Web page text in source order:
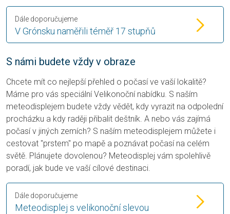
V Grónsku naměřili téměř 17 stupňů
Dále doporučujeme
S námi budete vždy v obraze
Chcete mít co nejlepší přehled o počasí ve vaší lokalitě?
Máme pro vás speciální Velikonoční nabídku. S naším
meteodisplejem budete vždy vědět, kdy vyrazit na odpolední
procházku a kdy raději přibalit deštník. A nebo vás zajímá
počasí v jiných zemích? S naším meteodisplejem můžete i
cestovat "prstem" po mapě a poznávat počasí na celém
světě. Plánujete dovolenou? Meteodisplej vám spolehlivě
poradí, jak bude ve vaší cílové destinaci.
Meteodisplej s velikonoční slevou
Dále doporučujeme